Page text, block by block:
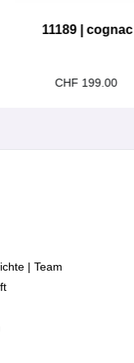
11189 | cognac
CHF 199.00
| Team